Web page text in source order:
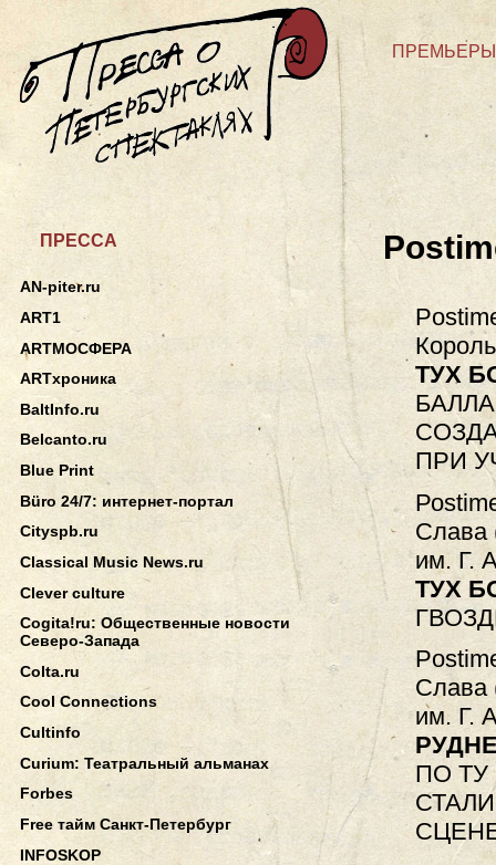
ПРЕМЬЕРЫ
ТУХ
ПРИ
Слава
им. Г.
ТУХ
Слава
им. Г.
ПО
ПРЕССА
AN-piter.ru
ART1
ARTМОСФЕРА
ARTхроника
BaltInfo.ru
Belcanto.ru
Blue Print
Büro 24/7: интернет-портал
Cityspb.ru
Classical Music News.ru
Clever culture
Cogita!ru: Общественные новости
Северо-Запада
Colta.ru
Cool Connections
Cultinfo
Curium: Театральный альманах
Forbes
Free тайм Санкт-Петербург
INFOSKOP